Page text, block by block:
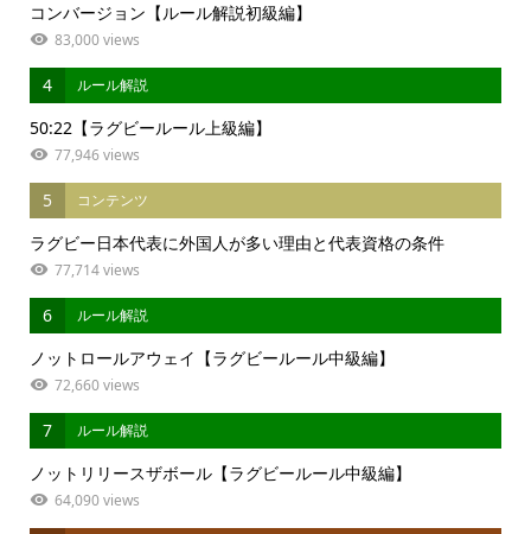
コンバージョン【ルール解説初級編】
83,000 views
4 ルール解説
50:22【ラグビールール上級編】
77,946 views
5 コンテンツ
ラグビー日本代表に外国人が多い理由と代表資格の条件
77,714 views
6 ルール解説
ノットロールアウェイ【ラグビールール中級編】
72,660 views
7 ルール解説
ノットリリースザボール【ラグビールール中級編】
64,090 views